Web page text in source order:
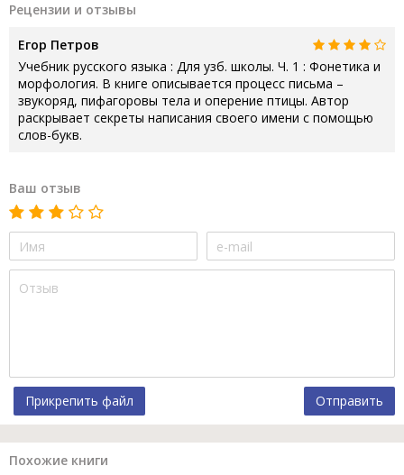
Рецензии и отзывы
Егор Петров
Учебник русского языка : Для узб. школы. Ч. 1 : Фонетика и
морфология. В книге описывается процесс письма –
звукоряд, пифагоровы тела и оперение птицы. Автор
раскрывает секреты написания своего имени с помощью
слов-букв.
Ваш отзыв
Прикрепить файл Отправить
Похожие книги